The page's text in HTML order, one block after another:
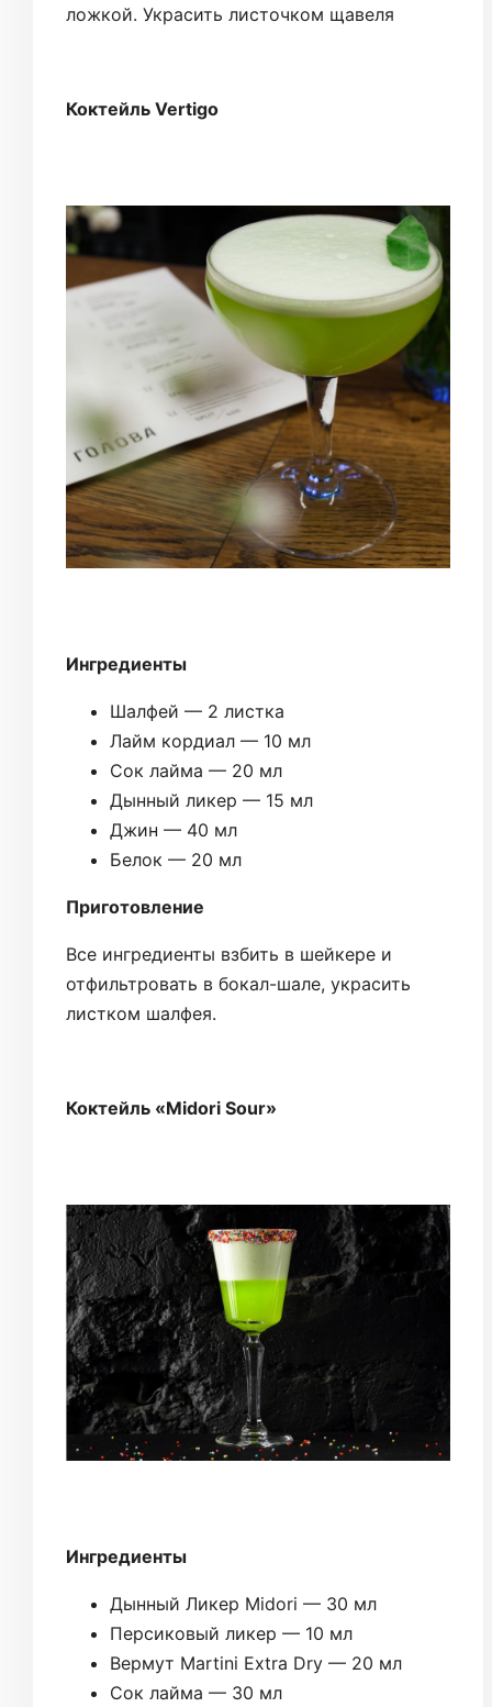
ложкой. Украсить листочком щавеля
Коктейль Vertigo
Ингредиенты
Шалфей — 2 листка
Лайм кордиал — 10 мл
Сок лайма — 20 мл
Дынный ликер — 15 мл
Джин — 40 мл
Белок — 20 мл
Приготовление
Все ингредиенты взбить в шейкере и
отфильтровать в бокал-шале, украсить
листком шалфея.
Коктейль «Midori Sour»
Ингредиенты
Дынный Ликер Midori — 30 мл
Персиковый ликер — 10 мл
Вермут Martini Extra Dry — 20 мл
Сок лайма — 30 мл